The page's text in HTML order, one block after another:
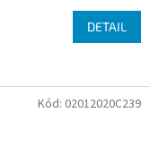
DETAIL
Kód: 02012020C239